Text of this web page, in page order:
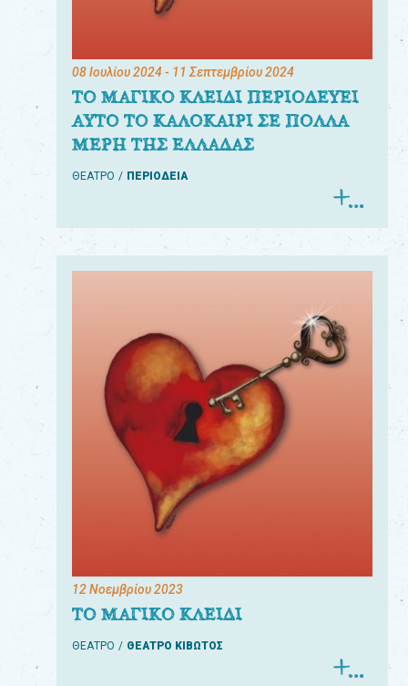
08 Ιουλίου 2024- 11 Σεπτεμβρίου 2024
ΤΟ ΜΑΓΙΚΟ ΚΛΕΙΔΙ ΠΕΡΙΟΔΕΥΕΙ
ΑΥΤΟ ΤΟ ΚΑΛΟΚΑΙΡΙ ΣΕ ΠΟΛΛΑ
ΜΕΡΗ ΤΗΣ ΕΛΛΑΔΑΣ
ΘΕΑΤΡΟ ΠΕΡΙΟΔΕΙΑ
12 Νοεμβρίου 2023
ΤΟ ΜΑΓΙΚΟ ΚΛΕΙΔΙ
ΘΕΑΤΡΟ ΘΕΑΤΡΟ ΚΙΒΩΤΟΣ